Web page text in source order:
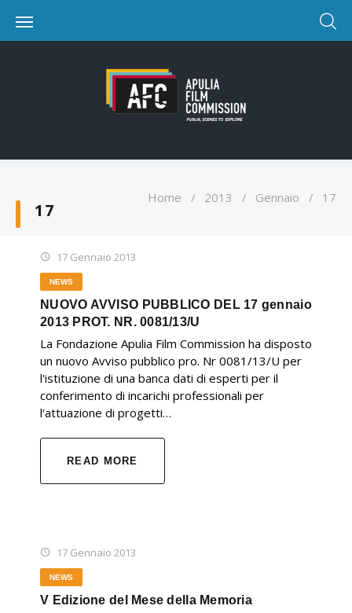
17
Home / 2013 / Gennaio / 17
17 Gennaio 2013
NEWS
NUOVO AVVISO PUBBLICO DEL 17 gennaio
2013 PROT. NR. 0081/13/U
La Fondazione Apulia Film Commission ha disposto
un nuovo Avviso pubblico pro. Nr 0081/13/U per
l'istituzione di una banca dati di esperti per il
conferimento di incarichi professionali per
l'attuazione di progetti…
READ MORE
17 Gennaio 2013
NEWS
V Edizione del Mese della Memoria